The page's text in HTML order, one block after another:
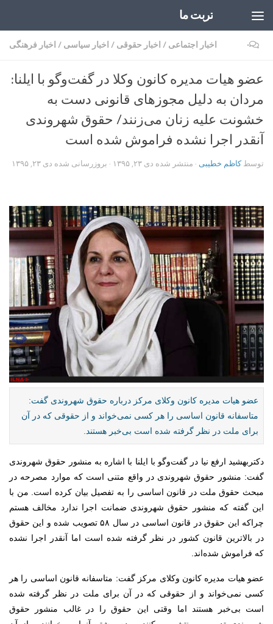
تربت ما
اخبار اجتماعی / اخبار حقوقی / اخبار سیاسی / اخبار فرهنگی ۰
عضو هیات مدیره کانون وکلا در گفت‌وگو با ایلنا:
مردان به دلیل مجوزهای قانونی دست به
خشونت علیه زنان می‌زنند/ حقوق شهروندی
آنقدر اجرا نشده فراموش شده است
توسطکاظم خطیبی · منتشر شده دی ۲۳, ۱۳۹۵ · بروزرسانی شده دی ۲۳, ۱۳۹۵
عضو هیات مدیره کانون وکلای مرکز درباره حقوق شهروندی گفت:
متاسفانه قانون اساسی را هر کسی نمی‌خواند و از حقوقی که در آن
برای ملت در نظر گرفته شده است بی‌خبر هستند.
دکتربهشید ارفع نیا در گفت‌و‌گو با ایلنا با اشاره به منشور حقوق شهروندی
گفت: منشور حقوق شهروندی در واقع متنی است که موارد مصرحه در
مبحث حقوق ملت در قانون اساسی را به تفصیل بیان کرده است. من با
این گفته که منشور حقوق شهروندی ضمانت اجرا ندارد مخالف هستم
چراکه این حقوق در قانون اساسی در سال ۵۸ تصویب شده و این حقوق
در بالا‌ترین قانون کشور در نظر گرفته شده است اما آنقدر اجرا نشده‌
که فراموش شده‌اند.
عضو هیات مدیره کانون وکلای مرکز گفت: متاسفانه قانون اساسی را هر
کسی نمی‌خواند و از حقوقی که در آن برای ملت در نظر گرفته شده
است بی‌خبر هستند اما وقتی این حقوق را در غالب منشور حقوق